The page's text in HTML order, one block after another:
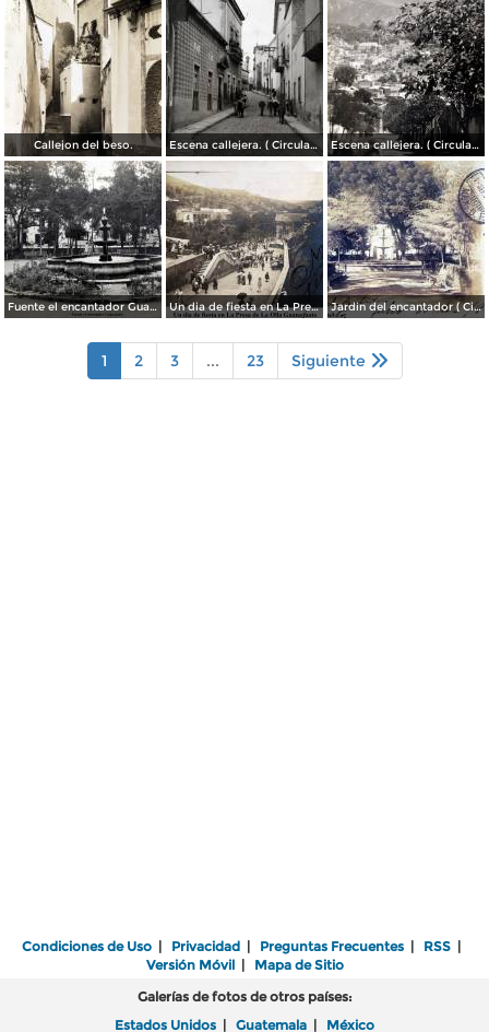
Callejon del beso. Escena callejera. ( Circulada el 13 de Mayo de 1941 ). Escena callejera. ( Circulada el 14 de Diciembre de 1930 ).
Fuente el encantador Guanajuato. Un dia de fiesta en La Presa de La Olla Guanajuato ( Circulada el 9 de Agosto de 1905 ). Jardin del encantador ( Circulada el 30 de Julio de 1905 ).
1 2 3 ... 23 Siguiente
Condiciones de Uso | Privacidad | Preguntas Frecuentes | RSS |
Versión Móvil| Mapa de Sitio
Galerías de fotos de otros países:
Estados Unidos | Guatemala | México